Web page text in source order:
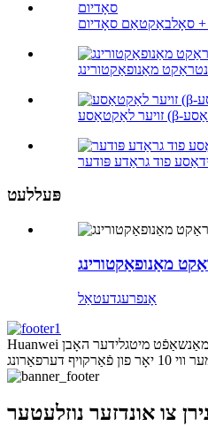
+ סאָלבאַקטאַם סאָדיום
מאַנופאַקטורינג
פוד גראַדע פּודער
פּעללעט
מאַנופאַקטורינג
אָנפרעגדעטאַל
Huanwei איז געגרינדעט אין פרי 2016, די מאַנשאַפֿט מיטגלידער האָבן
צו אונדזער נוזלעטער